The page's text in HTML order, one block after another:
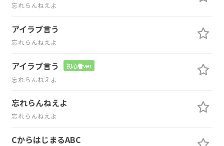
忘れらんねえよ
アイラブ言う
忘れらんねえよ
アイラブ言う 初心者ver
忘れらんねえよ
忘れらんねえよ
忘れらんねえよ
CからはじまるABC